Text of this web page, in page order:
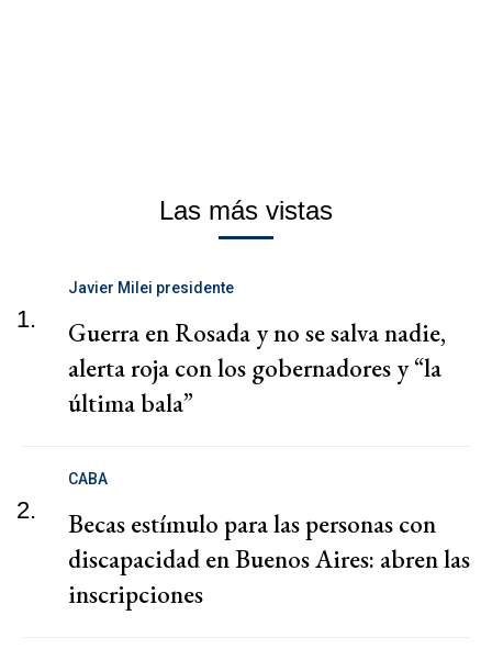
Las más vistas
1.
Javier Milei presidente
Guerra en Rosada y no se salva nadie,
alerta roja con los gobernadores y “la
última bala”
2.
CABA
Becas estímulo para las personas con
discapacidad en Buenos Aires: abren las
inscripciones